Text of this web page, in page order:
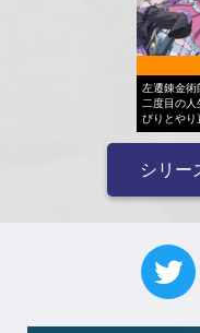
左遷錬金術
二度目の人
びりとやり
シリー